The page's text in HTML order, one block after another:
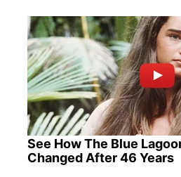
See How The Blue
Changed After 46 Years